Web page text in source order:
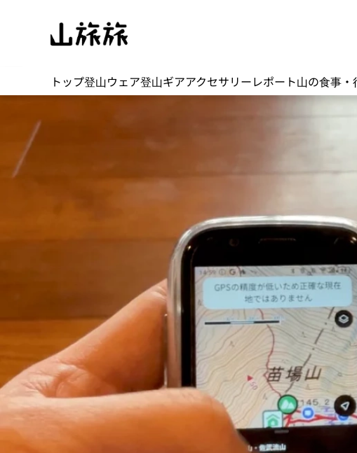
トップ登山ウェア登山ギアアクセサリーレポート山の食事・